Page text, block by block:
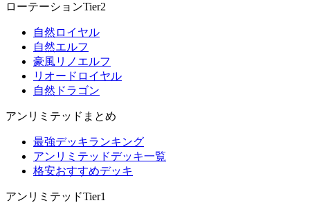
ローテーションTier2
自然ロイヤル
自然エルフ
豪風リノエルフ
リオードロイヤル
自然ドラゴン
アンリミテッドまとめ
最強デッキランキング
アンリミテッドデッキ一覧
格安おすすめデッキ
アンリミテッドTier1